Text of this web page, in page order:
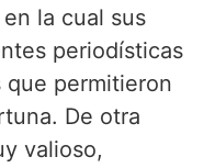
la cual sus
periodísticas
permitieron
De otra
valioso,